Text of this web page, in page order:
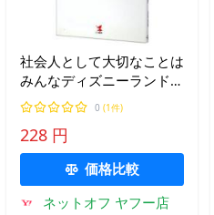
社会人として大切なことは
みんなディズニーランドで
教わった／香取貴信
0 (1件)
228 円
価格比較
ネットオフ ヤフー店